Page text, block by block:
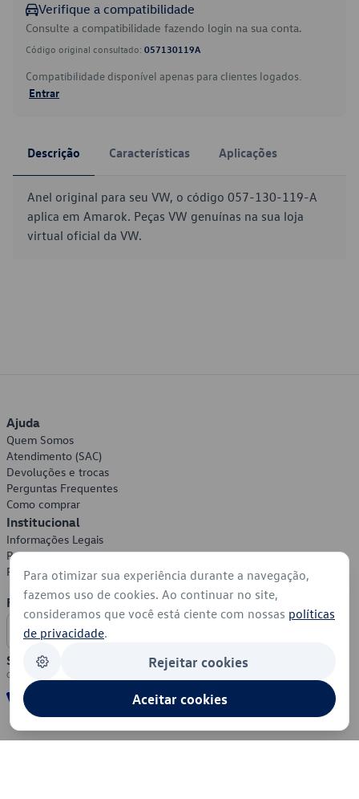
Verifique a compatibilidade
Consulte a compatibilidade fazendo login na sua conta.
Código original consultado: 057130119A
Compatibilidade disponível apenas para clientes logados.
Entrar
Descrição Características Aplicações
Anel original para seu VW, o código 057-130-119-A
aplica em Amarok. Peças VW genuínas na sua loja
virtual oficial da VW.
Ajuda
Quem Somos
Atendimento (SAC)
Devoluções e trocas
Perguntas Frequentes
Como comprar
Institucional
Informações Legais
Política de Privacidade
Política de Cookies
Formas de Pagamento
Segurança
Para otimizar sua experiência durante a navegação,
fazemos uso de cookies. Ao continuar no site,
consideramos que você está ciente com nossas políticas
de privacidade.
Rejeitar cookies
Aceitar cookies